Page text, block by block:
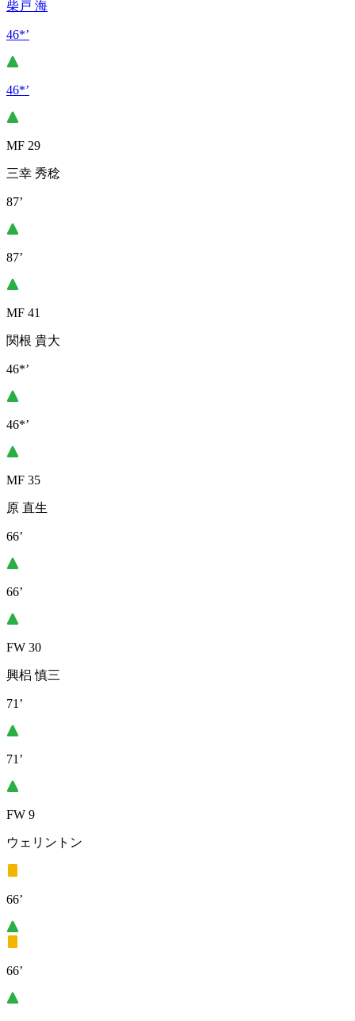
柴戸 海
46*’
46*’
MF 29
三幸 秀稔
87’
87’
MF 41
関根 貴大
46*’
46*’
MF 35
原 直生
66’
66’
FW 30
興梠 慎三
71’
71’
FW 9
ウェリントン
66’
66’